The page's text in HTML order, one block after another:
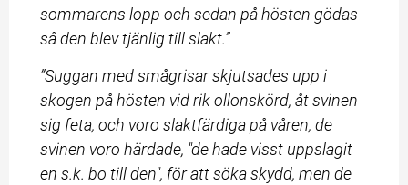
sommarens lopp och sedan på hösten gödas
så den blev tjänlig till slakt.”
”Suggan med smågrisar skjutsades upp i
skogen på hösten vid rik ollonskörd, åt svinen
sig feta, och voro slaktfärdiga på våren, de
svinen voro härdade, "de hade visst uppslagit
en s.k. bo till den", för att söka skydd, men de